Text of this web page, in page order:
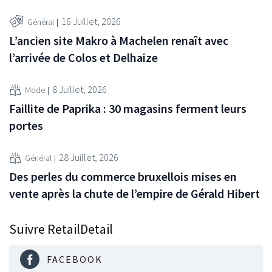
Général 16 Juillet, 2026
L’ancien site Makro à Machelen renaît avec
l’arrivée de Colos et Delhaize
Mode 8 Juillet, 2026
Faillite de Paprika : 30 magasins ferment leurs
portes
Général 28 Juillet, 2026
Des perles du commerce bruxellois mises en
vente après la chute de l’empire de Gérald Hibert
Suivre RetailDetail
FACEBOOK